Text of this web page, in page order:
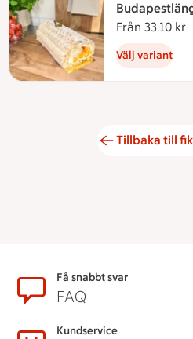
Från 33.10 kr
Välj variant
Tillbaka till
SidfotFå snabbt svar
FAQ
Kundservice